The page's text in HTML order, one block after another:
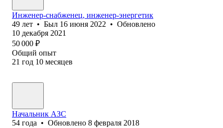
Инженер-снабженец, инженер-энергетик
49 лет • Был 16 июня 2022 • Обновлено
10 декабря 2021
50 000 ₽
Общий опыт
21 год 10 месяцев
Начальник АЗС
54 года • Обновлено 8 февраля 2018